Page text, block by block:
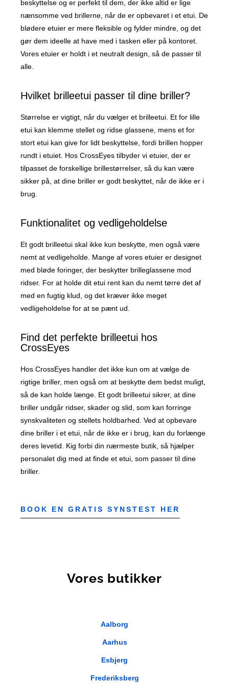
beskyttelse og er perfekt til dem, der ikke altid er lige
nænsomme ved brillerne, når de er opbevaret i et etui. De
blødere etuier er mere fleksible og fylder mindre, og det
gør dem ideelle at have med i tasken eller på kontoret.
Vores etuier er holdt i et neutralt design, så de passer til
alle.
Hvilket brilleetui passer til dine briller?
Størrelse er vigtigt, når du vælger et brilleetui. Et for lille
etui kan klemme stellet og ridse glassene, mens et for
stort etui kan give for lidt beskyttelse, fordi brillen hopper
rundt i etuiet. Hos CrossEyes tilbyder vi etuier, der er
tilpasset de forskellige brillestørrelser, så du kan være
sikker på, at dine briller er godt beskyttet, når de ikke er i
brug.
Funktionalitet og vedligeholdelse
Et godt brilleetui skal ikke kun beskytte, men også være
nemt at vedligeholde. Mange af vores etuier er designet
med bløde foringer, der beskytter brilleglassene mod
ridser. For at holde dit etui rent kan du nemt tørre det af
med en fugtig klud, og det kræver ikke meget
vedligeholdelse for at se pænt ud.
Find det perfekte brilleetui hos
CrossEyes
Hos CrossEyes handler det ikke kun om at vælge de
rigtige briller, men også om at beskytte dem bedst muligt,
så de kan holde længe. Et godt brilleetui sikrer, at dine
briller undgår ridser, skader og slid, som kan forringe
synskvaliteten og stellets holdbarhed. Ved at opbevare
dine briller i et etui, når de ikke er i brug, kan du forlænge
deres levetid. Kig forbi din nærmeste butik, så hjælper
personalet dig med at finde et etui, som passer til dine
briller.
BOOK EN GRATIS SYNSTEST HER
Vores butikker
Aalborg
Aarhus
Esbjerg
Frederiksberg